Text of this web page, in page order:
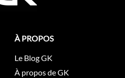
À PROPOS
Le Blog GK
À propos de GK